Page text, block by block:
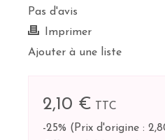
Pas d'avis
Imprimer
Ajouter à une liste
2,10 €
TTC
-25% ( Prix d'origine :